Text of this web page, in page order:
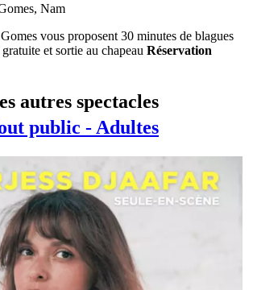
Nam
vous proposent 30 minutes de blagues
et sortie au chapeau Réservation
autres spectacles
public - Adultes